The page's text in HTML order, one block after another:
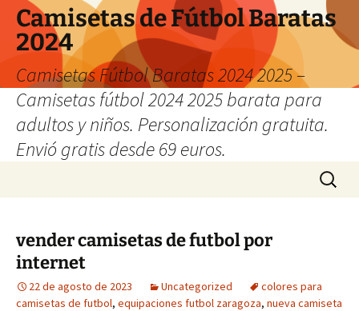
Camisetas de Fútbol Baratas
2024
Camisetas Fútbol Baratas 2024 2025 –
Camisetas fútbol 2024 2025 barata para
adultos y niños. Personalización gratuita.
Envió gratis desde 69 euros.
Buscar:
vender camisetas de futbol por
internet
22 de agosto de 2023 Uncategorized
colores para
camisetas de futbol, equipaciones futbol zaragoza, nueva camiseta